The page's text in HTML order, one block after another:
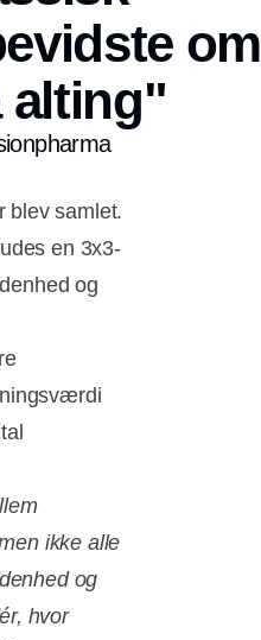
om
alting"
blev samlet.
en 3x3-
og
ikke alle
og
hvor